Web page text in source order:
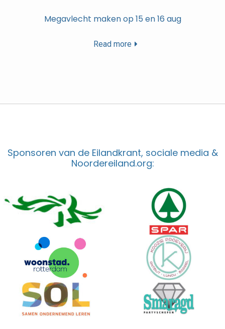
Megavlecht maken op 15 en 16 aug
Read more
Sponsoren van de Eilandkrant, sociale media &
Noordereiland.org: